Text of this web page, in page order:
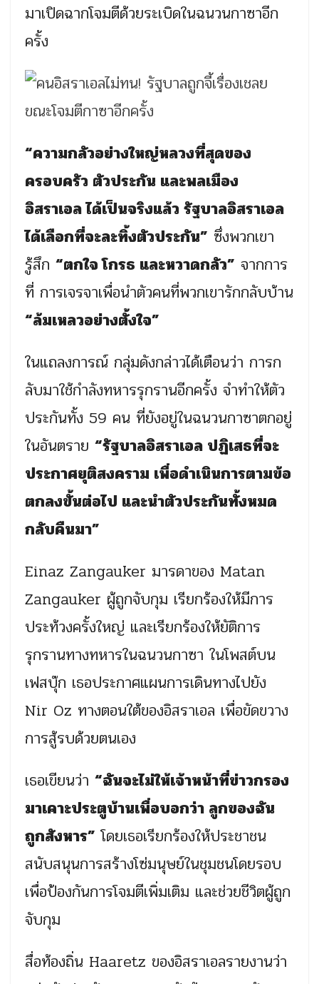
มาเปิดฉากโจมตีด้วยระเบิดในฉนวนกาซาอีก
ครั้ง
“ความกลัวอย่างใหญ่หลวงที่สุดของ
ครอบครัว ตัวประกัน และพลเมือง
อิสราเอล ได้เป็นจริงแล้ว รัฐบาลอิสราเอล
ได้เลือกที่จะละทิ้งตัวประกัน” ซึ่งพวกเขา
รู้สึก “ตกใจ โกรธ และหวาดกลัว” จากการ
ที่ การเจรจาเพื่อนำตัวคนที่พวกเขารักกลับบ้าน
“ล้มเหลวอย่างตั้งใจ”
ในแถลงการณ์ กลุ่มดังกล่าวได้เตือนว่า การก
ลับมาใช้กำลังทหารรุกรานอีกครั้ง จำทำให้ตัว
ประกันทั้ง 59 คน ที่ยังอยู่ในฉนวนกาซาตกอยู่
ในอันตราย “รัฐบาลอิสราเอล ปฏิเสธที่จะ
ประกาศยุติสงคราม เพื่อดำเนินการตามข้อ
ตกลงขั้นต่อไป และนำตัวประกันทั้งหมด
กลับคืนมา”
Einaz Zangauker มารดาของ Matan
Zangauker ผู้ถูกจับกุม เรียกร้องให้มีการ
ประท้วงครั้งใหญ่ และเรียกร้องให้ยัติการ
รุกรานทางทหารในฉนวนกาซา ในโพสต์บน
เฟสบุ๊ก เธอประกาศแผนการเดินทางไปยัง
Nir Oz ทางตอนใต้ของอิสราเอล เพื่อขัดขวาง
การสู้รบด้วยตนเอง
เธอเขียนว่า “ฉันจะไม่ให้เจ้าหน้าที่ข่าวกรอง
มาเคาะประตูบ้านเพื่อบอกว่า ลูกของฉัน
ถูกสังหาร” โดยเธอเรียกร้องให้ประชาชน
สนับสนุนการสร้างโซ่มนุษย์ในชุมชนโดยรอบ
เพื่อป้องกันการโจมตีเพิ่มเติม และช่วยชีวิตผู้ถูก
จับกุม
สื่อท้องถิ่น Haaretz ของอิสราเอลรายงานว่า